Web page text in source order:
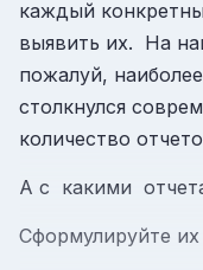
каждый
выявить их. На
пожалуй,
столкнулся
количество
А с какими
Сформулируйте